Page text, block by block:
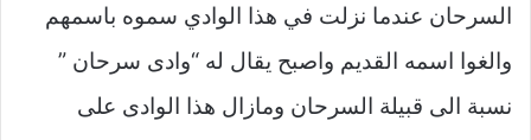
السرحان عندما نزلت في هذا الوادي سموه باسمهم
والغوا اسمه القديم واصبح يقال له “وادى سرحان ”
نسبة الى قبيلة السرحان ومازال هذا الوادى على